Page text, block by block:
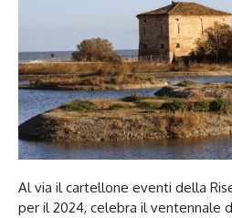
Al via il cartellone eventi della
per il 2024, celebra il ventennale